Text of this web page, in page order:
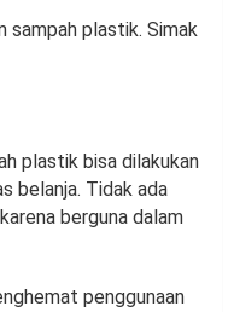
sampah plastik. Simak
plastik bisa dilakukan
belanja. Tidak ada
berguna dalam
penggunaan